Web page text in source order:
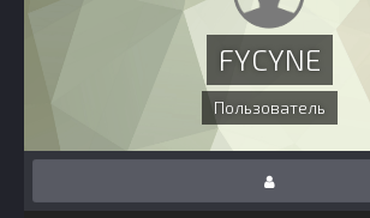
FYCYNE
Пользователь